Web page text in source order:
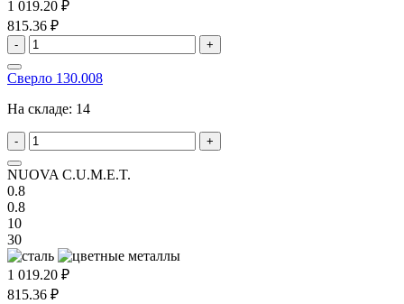
1 019.20 ₽
815.36 ₽
- +
Сверло 130.008
На складе: 14
- +
NUOVA C.U.M.E.T.
0.8
0.8
10
30
1 019.20 ₽
815.36 ₽